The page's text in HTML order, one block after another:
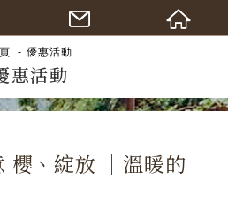
優惠活動
惠活動
櫻、綻放 ｜溫暖的